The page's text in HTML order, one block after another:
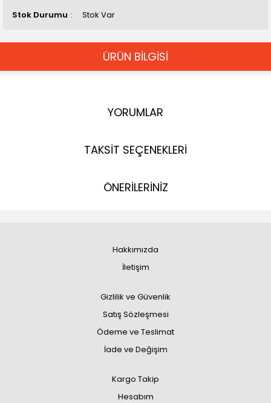
Stok Durumu Stok Var
ÜRÜN BİLGİSİ
YORUMLAR
TAKSİT SEÇENEKLERİ
ÖNERİLERİNİZ
Hakkımızda
İletişim
Gizlilik ve Güvenlik
Satış Sözleşmesi
Ödeme ve Teslimat
İade ve Değişim
Kargo Takip
Hesabım